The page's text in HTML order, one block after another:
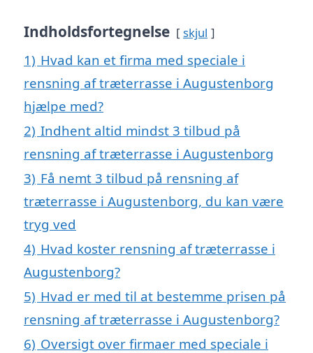
Indholdsfortegnelse skjul
1) Hvad kan et firma med speciale i
rensning af træterrasse i Augustenborg
hjælpe med?
2) Indhent altid mindst 3 tilbud på
rensning af træterrasse i Augustenborg
3) Få nemt 3 tilbud på rensning af
træterrasse i Augustenborg, du kan være
tryg ved
4) Hvad koster rensning af træterrasse i
Augustenborg?
5) Hvad er med til at bestemme prisen på
rensning af træterrasse i Augustenborg?
6) Oversigt over firmaer med speciale i